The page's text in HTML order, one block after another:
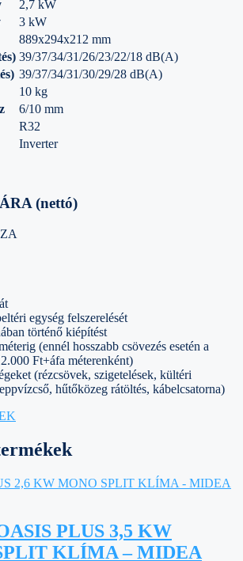
2,7 kW
3 kW
889x294x212 mm
39/37/34/31/26/23/22/18 dB(A)
39/37/34/31/30/29/28 dB(A)
10 kg
6/10 mm
R32
Inverter
(nettó)
egység felszerelését
történő kiépítést
(ennél hosszabb csövezés esetén a
Ft+áfa méterenként)
(rézcsövek, szigetelések, kültéri
hűtőközeg rátöltés, kábelcsatorna)
PLUS 3,5 KW
KLÍMA – MIDEA